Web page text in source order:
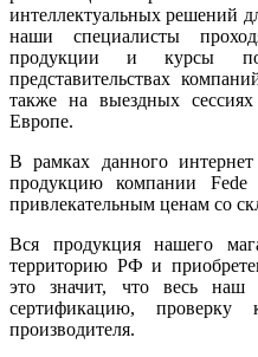
интеллектуальных решений
наши специалисты
продукции и курсы
представительствах
также на выездных
Европе.
В рамках данного
продукцию компании
привлекательным ценам со
Вся продукция нашего
территорию РФ и
это значит, что весь наш
сертификацию, проверку
производителя.